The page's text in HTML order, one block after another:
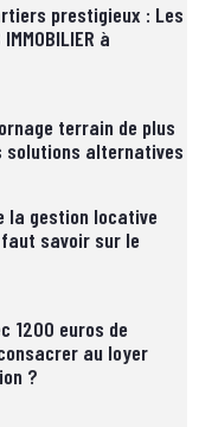
prestigieux : Les
à
terrain de plus
solutions alternatives
la gestion locative
faut savoir sur le
1200 euros de
au loyer
?